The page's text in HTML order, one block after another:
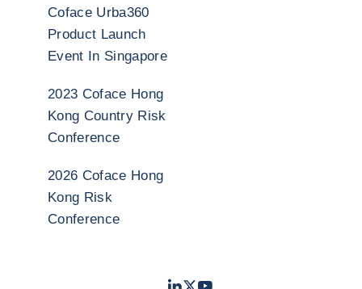
Coface Urba360
Product Launch
Event In Singapore
2023 Coface Hong
Kong Country Risk
Conference
2026 Coface Hong
Kong Risk
Conference
LinkedIn
TwitterYoutube